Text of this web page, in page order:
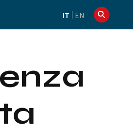
IT EN